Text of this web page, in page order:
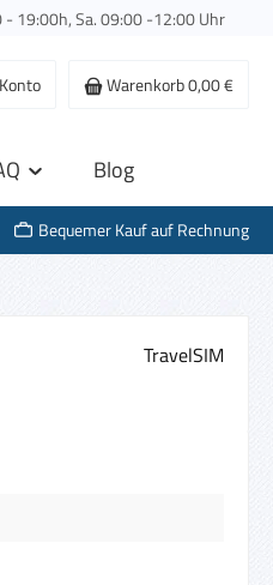
- 19:00h, Sa. 09:00 -12:00 Uhr
Warenkorb0,00 €
Blog
Bequemer Kauf auf Rechnung
TravelSIM